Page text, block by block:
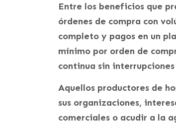
Entre los beneficios que
órdenes de compra con
completo y pagos en un
mínimo por orden de
continua sin
Aquellos productores de
sus organizaciones,
comerciales o acudir a la